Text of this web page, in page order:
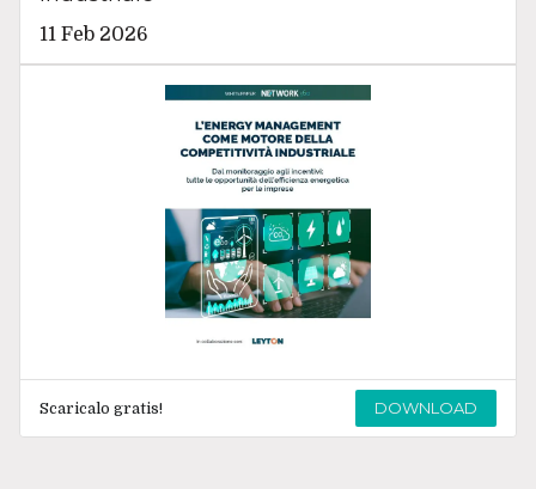
11 Feb 2026
Scaricalo gratis! DOWNLOAD